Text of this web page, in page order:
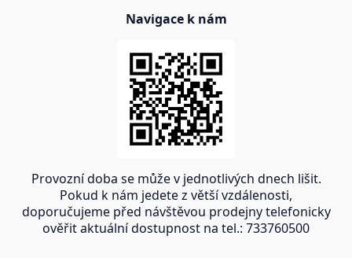
Navigace k nám
Provozní doba se může v jednotlivých dnech lišit.
Pokud k nám jedete z větší vzdálenosti,
doporučujeme před návštěvou prodejny telefonicky
ověřit aktuální dostupnost na tel.: 733760500